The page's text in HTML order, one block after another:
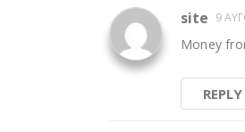
site 9
Money
REPLY